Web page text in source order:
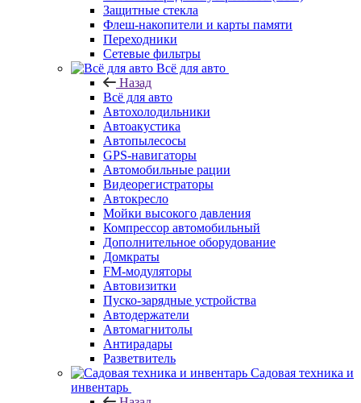
Защитные стекла
Флеш-накопители и карты памяти
Переходники
Сетевые фильтры
Всё для авто
Назад
Всё для авто
Автохолодильники
Автоакустика
Автопылесосы
GPS-навигаторы
Автомобильные рации
Видеорегистраторы
Автокресло
Мойки высокого давления
Компрессор автомобильный
Дополнительное оборудование
Домкраты
FM-модуляторы
Автовизитки
Пуско-зарядные устройства
Автодержатели
Автомагнитолы
Антирадары
Разветвитель
Садовая техника и
инвентарь